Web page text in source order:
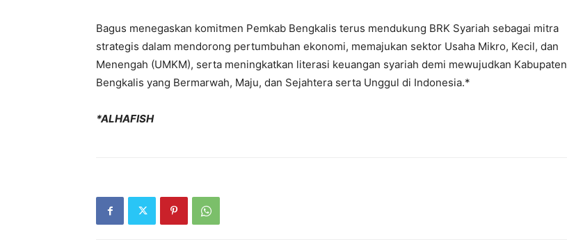
Bagus menegaskan komitmen Pemkab Bengkalis terus mendukung BRK Syariah sebagai mitra
strategis dalam mendorong pertumbuhan ekonomi, memajukan sektor Usaha Mikro, Kecil, dan
Menengah (UMKM), serta meningkatkan literasi keuangan syariah demi mewujudkan Kabupaten
Bengkalis yang Bermarwah, Maju, dan Sejahtera serta Unggul di Indonesia.*
*ALHAFISH